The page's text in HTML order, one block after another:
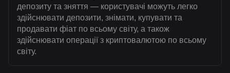
депозиту та зняття — користувачі можуть легко
здійснювати депозити, знімати, купувати та
продавати фіат по всьому світу, а також
здійснювати операції з криптовалютою по всьому
світу.